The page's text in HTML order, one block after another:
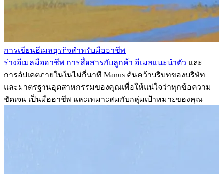
การเขียนอีเมลธุรกิจสำหรับมืออาชีพ
ร่างอีเมลมืออาชีพ การสื่อสารกับลูกค้า อีเมลแนะนำตัว และ
การอัปเดตภายในในไม่กี่นาที Manus ค้นคว้าบริบทของบริษัท
และมาตรฐานอุตสาหกรรมของคุณเพื่อให้แน่ใจว่าทุกข้อความ
ชัดเจน เป็นมืออาชีพ และเหมาะสมกับกลุ่มเป้าหมายของคุณ